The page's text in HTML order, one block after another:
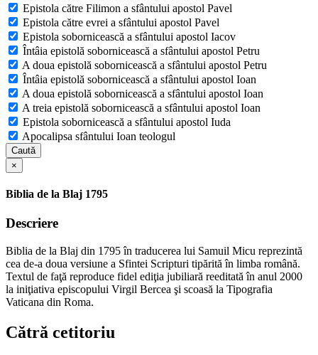
Epistola către Filimon a sfântului apostol Pavel
Epistola către evrei a sfântului apostol Pavel
Epistola sobornicească a sfântului apostol Iacov
Întâia epistolă sobornicească a sfântului apostol Petru
A doua epistolă sobornicească a sfântului apostol Petru
Întâia epistolă sobornicească a sfântului apostol Ioan
A doua epistolă sobornicească a sfântului apostol Ioan
A treia epistolă sobornicească a sfântului apostol Ioan
Epistola sobornicească a sfântului apostol Iuda
Apocalipsa sfântului Ioan teologul
Caută
×
Biblia de la Blaj 1795
Descriere
Biblia de la Blaj din 1795 în traducerea lui Samuil Micu reprezintă
cea de-a doua versiune a Sfintei Scripturi tipărită în limba română.
Textul de faţă reproduce fidel ediţia jubiliară reeditată în anul 2000
la iniţiativa episcopului Virgil Bercea şi scoasă la Tipografia
Vaticana din Roma.
Cătră cetitoriu